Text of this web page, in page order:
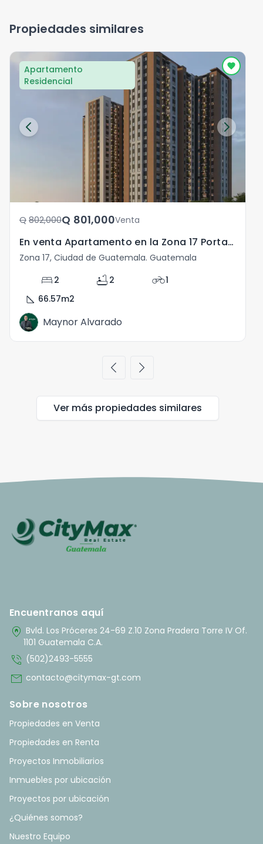
Propiedades similares
Apartamento
Residencial
Q	802,000 Q	801,000Venta
En venta Apartamento en la Zona 17 Portales
Zona 17, Ciudad de Guatemala. Guatemala
bed 2 bathtub 2 motorcycle1
square_foot 66.57m2
Maynor Alvarado
chevron_left chevron_right
Ver más propiedades similares
Encuentranos aquí
home_pin Bvld. Los Próceres 24-69 Z.10 Zona Pradera Torre IV Of.
1101 Guatemala C.A.
phone_in_talk (502)2493-5555
mail contacto@citymax-gt.com
Sobre nosotros
Propiedades en Venta
Propiedades en Renta
Proyectos Inmobiliarios
Inmuebles por ubicación
Proyectos por ubicación
¿Quiénes somos?
Nuestro Equipo